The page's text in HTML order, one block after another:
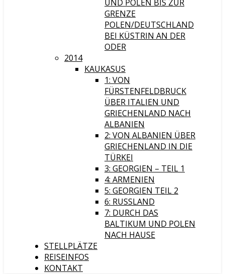
UND POLEN BIS ZUR
GRENZE
POLEN/DEUTSCHLAND
BEI KÜSTRIN AN DER
ODER
2014
KAUKASUS
1: VON
FÜRSTENFELDBRUCK
ÜBER ITALIEN UND
GRIECHENLAND NACH
ALBANIEN
2: VON ALBANIEN ÜBER
GRIECHENLAND IN DIE
TÜRKEI
3: GEORGIEN – TEIL 1
4: ARMENIEN
5: GEORGIEN TEIL 2
6: RUSSLAND
7: DURCH DAS
BALTIKUM UND POLEN
NACH HAUSE
STELLPLÄTZE
REISEINFOS
KONTAKT